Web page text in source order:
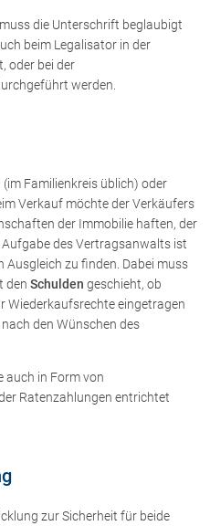
die Unterschrift beglaubigt
beim Legalisator in der
oder bei der
werden.
Familienkreis üblich) oder
Verkauf möchte der Verkäufers
der Immobilie haften, der
des Vertragsanwalts ist
Ausgleich zu finden. Dabei muss
den Schulden geschieht, ob
Wiederkaufsrechte eingetragen
den Wünschen des
auch in Form von
Ratenzahlungen entrichtet
zur Sicherheit für beide